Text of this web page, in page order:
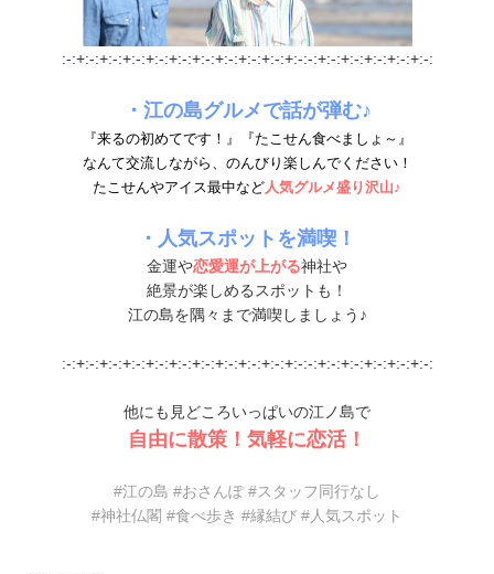
:-:+:-:+:-:+:-:+:-:+:-:+:-:+:-:+:-:+:-:+:-:-:+:-:+:-:+:-:+:-:+:-:
・江の島グルメで話が弾む♪
『来るの初めてです！』『たこせん食べましょ～』
なんて交流しながら、のんびり楽しんでください！
たこせんやアイス最中など 人気グルメ盛り沢山♪
・人気スポットを満喫！
金運や恋愛運が上がる神社や
絶景が楽しめるスポットも！
江の島を隅々まで満喫しましょう♪
:-:+:-:+:-:+:-:+:-:+:-:+:-:+:-:+:-:+:-:+:-:-:+:-:+:-:+:-:+:-:+:-:
他にも見どころいっぱいの江ノ島で
自由に散策！気軽に恋活！
#江の島 #おさんぽ #スタッフ同行なし
#神社仏閣 #食べ歩き #縁結び #人気スポット